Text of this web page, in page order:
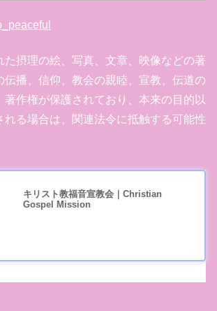
た摂理の絵、写真、文章、映像などの著
伝播、信仰、教会の親睦、宣教、伝道の
著作権が保護されており、本来の目的以
れる場合は、関連法令に抵触する可能性
キリスト教福音宣教会｜Christian
Gospel Mission